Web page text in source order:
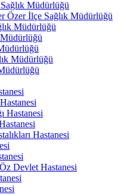
Müdürlüğü
Özer İlçe Sağlık Müdürlüğü
Müdürlüğü
Müdürlüğü
Hastanesi
Hastanesi
Devlet Hastanesi